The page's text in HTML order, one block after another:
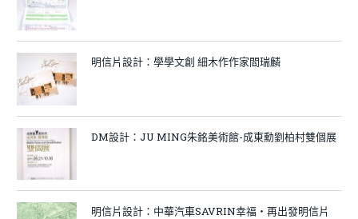
明信片設計：學學文創 細木作作家閻瑞麟
DM設計：JU MING朱銘美術館-成東勳劉柏村雙個展
明信片設計：中華汽車SAVRIN幸福‧再出發明信片